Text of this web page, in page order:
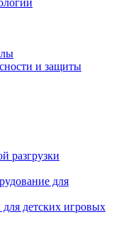
и защиты
разгрузки
для
детских игровых